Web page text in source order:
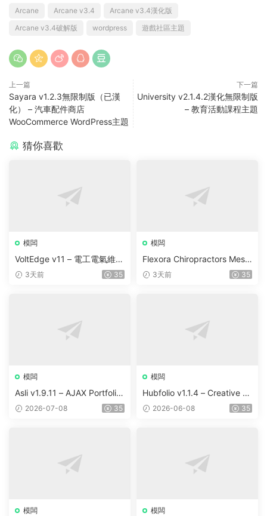
Arcane Arcane v3.4
Arcane v3.4漢化版
Arcane v3.4破解版
wordpress 遊戲社區主題
上一篇
Sayara v1.2.3無限制版（已漢
化） – 汽車配件商店
WooCommerce WordPress主題
下一篇
University v2.1.4.2漢化無限制版
– 教育活動課程主題
猜你喜歡
模闆
VoltEdge v11 – 電工電氣維修
WordPress 主題
3天前 35
模闆
Flexora Chiropractors Mess
age and Physical Therapist
3天前 35
模闆
Asli v1.9.11 – AJAX Portfolio
Elementor WordPress Them
2026-07-08 35
模闆
Hubfolio v1.1.4 – Creative P
ortfolio & Digital Agency Wo
2026-06-08 35
模闆 模闆